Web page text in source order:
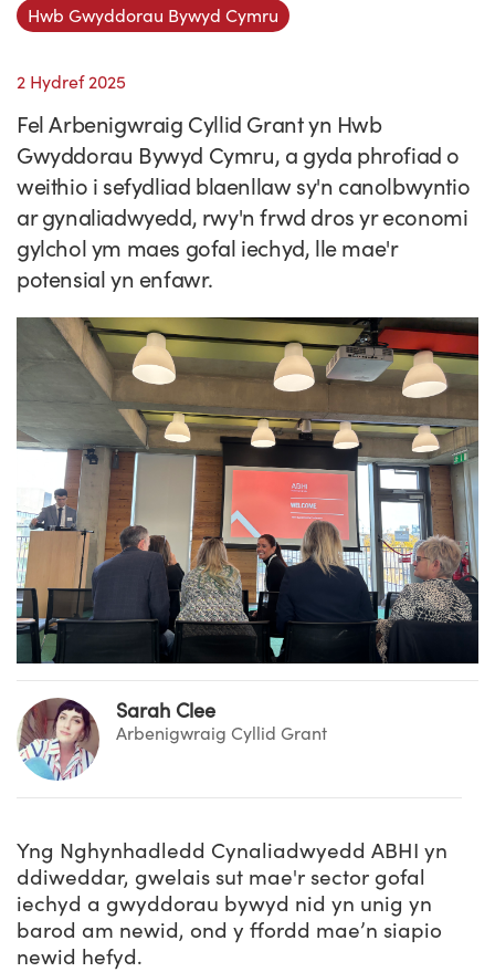
Ein blaenoriaethau
Pam Cymru?
Tystebau
Ymuno â'n tîm
Gwybodaeth y sector
Cyflwyno'r rhaglen
Partneriaethau
Cyfeiriadur Arloesedd
Hyfforddiant a Datblygiad
Cylchlythyrau sector
Adroddiadau ar Wybodaeth y Sector
Prosiectau Arloesi
Straeon Cleifion
Astudiaethau Achos Ysgrifenedig
Fideos Astudiaethau Achos
Cysylltwch
Ein ffurflen ymholiad
Ein cylchlythyr
Cyflwyno astudiaeth achos
Cyflwyno stori newyddion
Digwyddiadau
Newyddion
Blogiau
Hwb Gwyddorau Bywyd Cymru
2 Hydref 2025
Fel Arbenigwraig Cyllid Grant yn Hwb
Gwyddorau Bywyd Cymru, a gyda phrofiad o
weithio i sefydliad blaenllaw sy'n canolbwyntio
ar gynaliadwyedd, rwy'n frwd dros yr economi
gylchol ym maes gofal iechyd, lle mae'r
potensial yn enfawr.
Sarah Clee
Arbenigwraig Cyllid Grant
Yng Nghynhadledd Cynaliadwyedd ABHI yn
ddiweddar, gwelais sut mae'r sector gofal
iechyd a gwyddorau bywyd nid yn unig yn
barod am newid, ond y ffordd mae’n siapio
newid hefyd.